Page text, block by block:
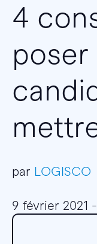
4
poser
par LOGISCO
9 février 2021